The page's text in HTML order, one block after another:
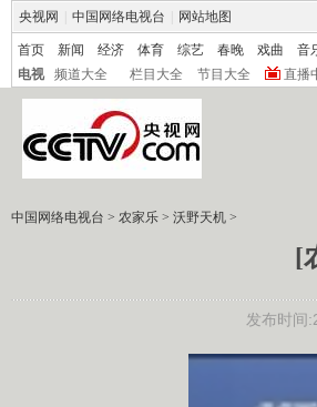
央视网 中国网络电视台 网站地图
首页 新闻 经济 体育 综艺 春晚 戏曲 音
电视
频道大全 栏目大全 节目大全 直播
中国网络电视台 > 农家乐 > 沃野天机 >
[
发布时间